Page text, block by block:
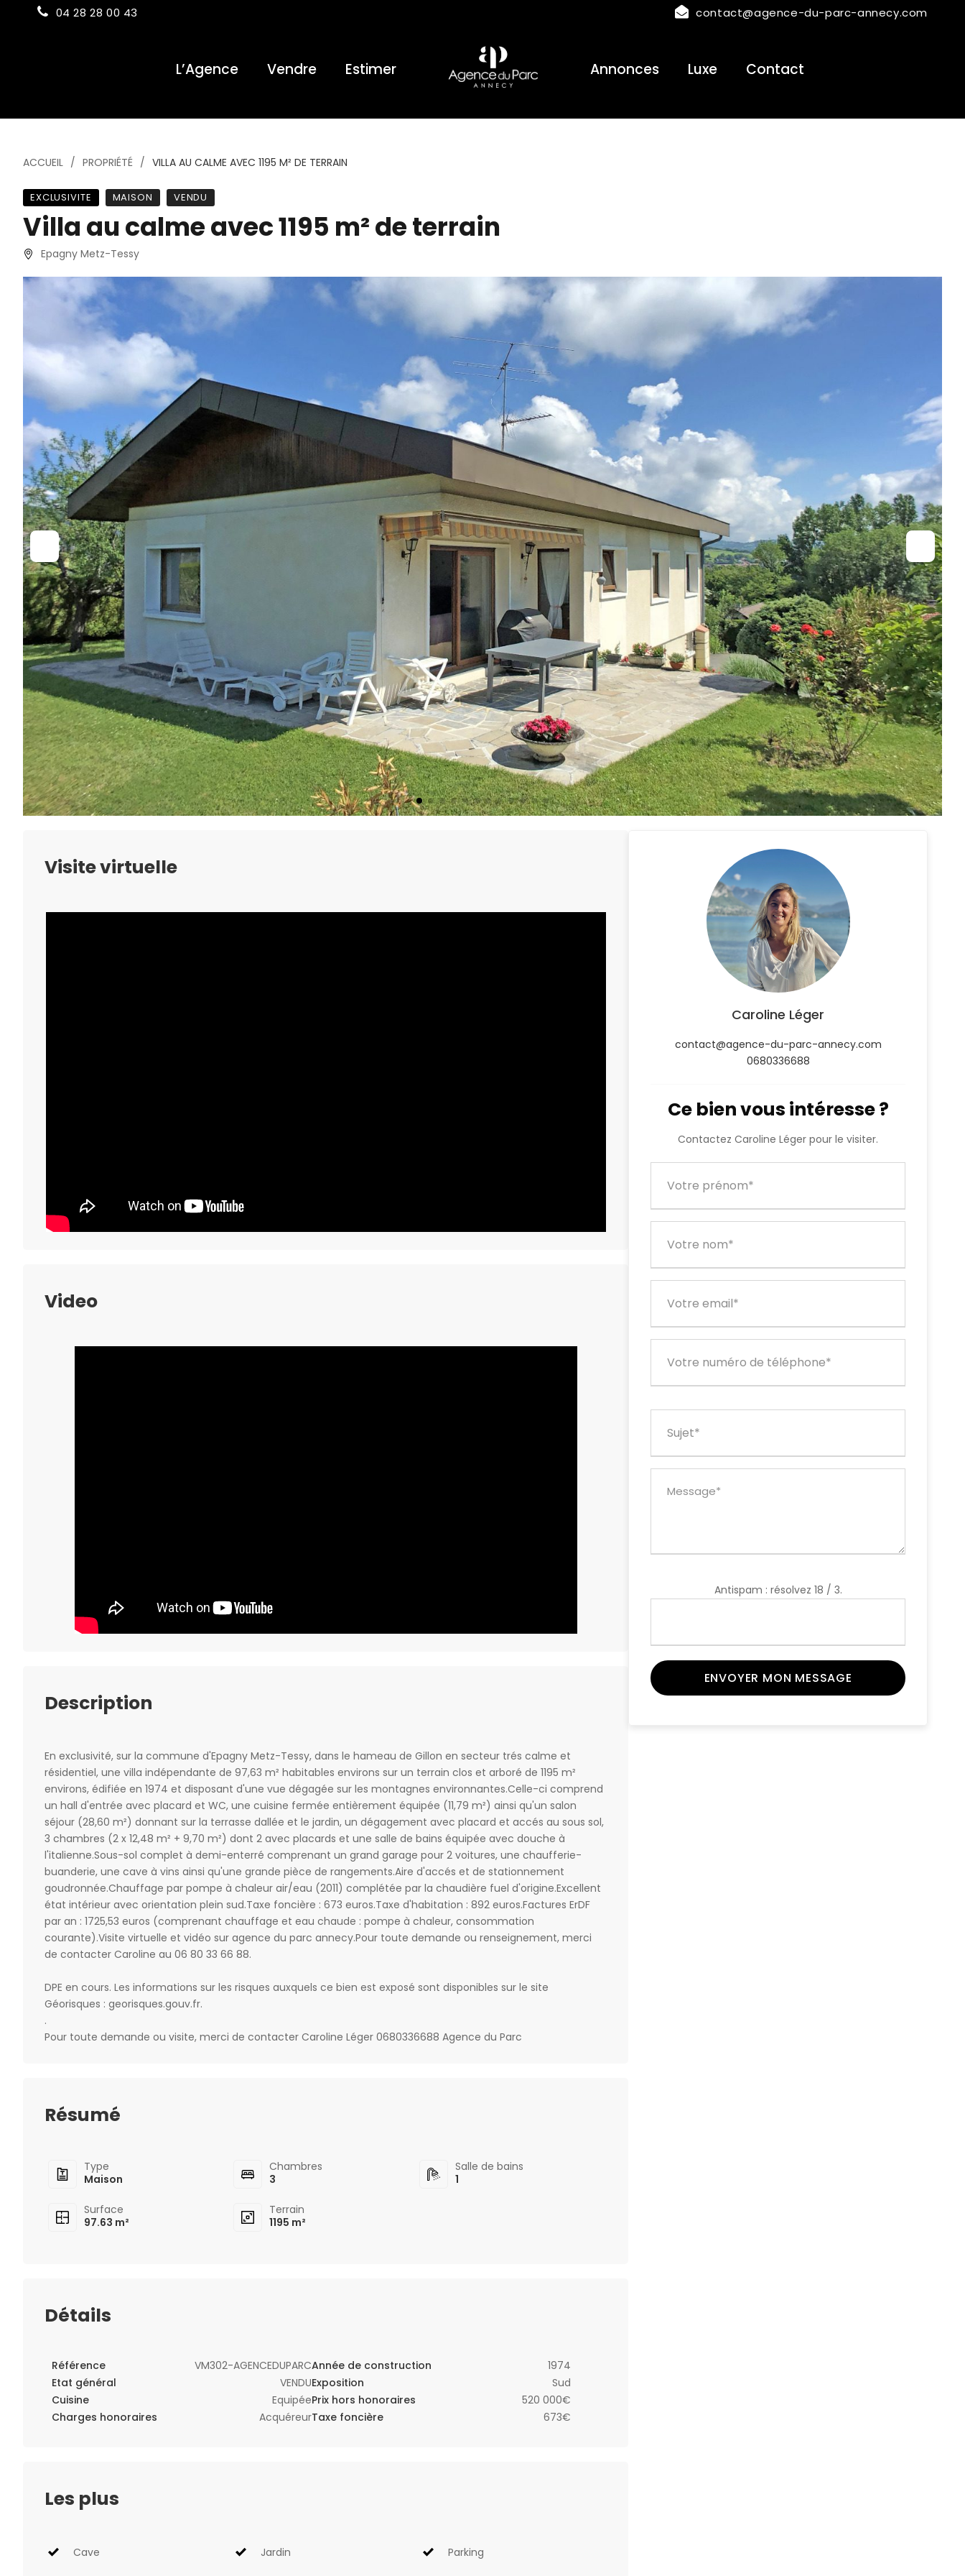
04 28 28 00 43 contact@agence-du-parc-annecy.com
L’Agence Vendre Estimer Annonces Luxe Contact
ACCUEIL PROPRIÉTÉ VILLA AU CALME AVEC 1195 M² DE TERRAIN
EXCLUSIVITE MAISON VENDU
Villa au calme avec 1195 m² de terrain
Epagny Metz-Tessy
Visite virtuelle
Video
Description
En exclusivité, sur la commune d'Epagny Metz-Tessy, dans le hameau de Gillon en secteur trés calme et
résidentiel, une villa indépendante de 97,63 m² habitables environs sur un terrain clos et arboré de 1195 m²
environs, édifiée en 1974 et disposant d'une vue dégagée sur les montagnes environnantes.Celle-ci comprend
un hall d'entrée avec placard et WC, une cuisine fermée entièrement équipée (11,79 m²) ainsi qu'un salon
séjour (28,60 m²) donnant sur la terrasse dallée et le jardin, un dégagement avec placard et accés au sous sol,
3 chambres (2 x 12,48 m² + 9,70 m²) dont 2 avec placards et une salle de bains équipée avec douche à
l'italienne.Sous-sol complet à demi-enterré comprenant un grand garage pour 2 voitures, une chaufferie-
buanderie, une cave à vins ainsi qu'une grande pièce de rangements.Aire d'accés et de stationnement
goudronnée.Chauffage par pompe à chaleur air/eau (2011) complétée par la chaudière fuel d'origine.Excellent
état intérieur avec orientation plein sud.Taxe foncière : 673 euros.Taxe d'habitation : 892 euros.Factures ErDF
par an : 1725,53 euros (comprenant chauffage et eau chaude : pompe à chaleur, consommation
courante).Visite virtuelle et vidéo sur agence du parc annecy.Pour toute demande ou renseignement, merci
de contacter Caroline au 06 80 33 66 88.
DPE en cours. Les informations sur les risques auxquels ce bien est exposé sont disponibles sur le site
Géorisques : georisques.gouv.fr.
.
Pour toute demande ou visite, merci de contacter Caroline Léger 0680336688 Agence du Parc
Résumé
Type
Maison
Chambres
3
Salle de bains
1
Surface
97.63 m²
Terrain
1195 m²
Détails
Référence VM302-AGENCEDUPARCAnnée de construction
1974
Etat général
VENDUExposition
Sud
Cuisine
EquipéePrix hors honoraires
520 000€
Charges honoraires
AcquéreurTaxe foncière 673€
Les plus
Cave Jardin Parking
Caroline Léger
contact@agence-du-parc-annecy.com
0680336688
Ce bien vous intéresse ?
Contactez Caroline Léger pour le visiter.
Antispam : résolvez 18 / 3.